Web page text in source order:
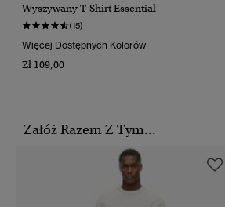
Wyszywany T-Shirt Essential
(15)
Więcej Dostępnych Kolorów
Zł 109,00
Załóż Razem Z Tym...